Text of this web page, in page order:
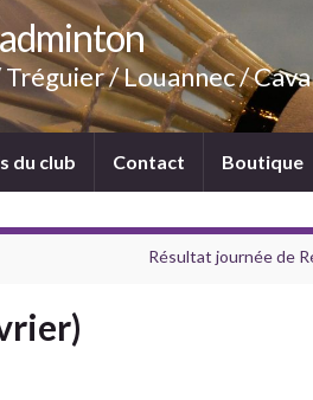
/ Louannec /
du club Contact Boutique
Résultat journée de